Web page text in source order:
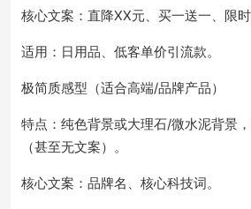
核心文案：直降XX元、买一送一、限时
适用：日用品、低客单价引流款。
极简质感型（适合高端/品牌产品）
特点：纯色背景或大理石/微水泥背景
（甚至无文案）。
核心文案：品牌名、核心科技词。